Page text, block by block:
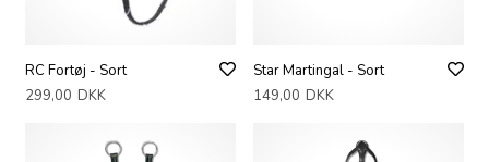
RC Fortøj - Sort
299,00 DKK
Star Martingal - Sort
149,00 DKK